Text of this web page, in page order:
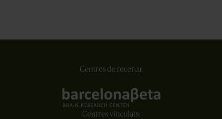
Centres de recerca:
Centres vinculats: